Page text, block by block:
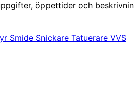
öppettider och
Smide Snickare Tatuerare VVS